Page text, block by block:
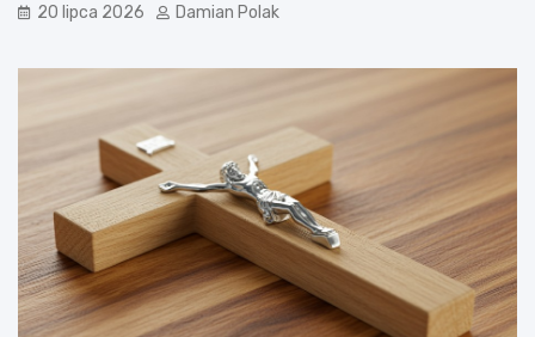
20 lipca 2026 Damian Polak